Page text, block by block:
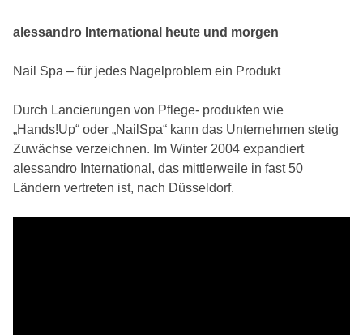
alessandro International heute und morgen
Nail Spa – für jedes Nagelproblem ein Produkt
Durch Lancierungen von Pflege- produkten wie
„Hands!Up“ oder „NailSpa“ kann das Unternehmen stetig
Zuwächse verzeichnen. Im Winter 2004 expandiert
alessandro International, das mittlerweile in fast 50
Ländern vertreten ist, nach Düsseldorf.